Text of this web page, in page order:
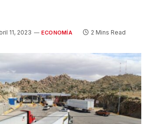
11, 2023 ECONOMÍA 2 Mins Read